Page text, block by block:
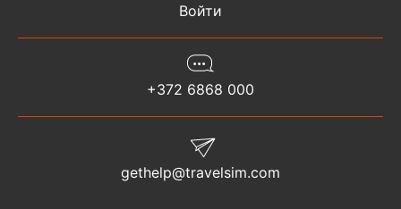
Войти
+372 6868 000
gethelp@travelsim.com